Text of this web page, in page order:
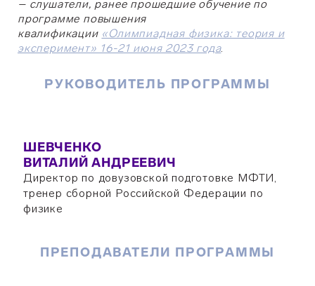
– слушатели, ранее прошедшие обучение по
программе повышения
квалификации «Олимпиадная физика: теория и
эксперимент» 16-21 июня 2023 года.
РУКОВОДИТЕЛЬ ПРОГРАММЫ
ШЕВЧЕНКО
ВИТАЛИЙ АНДРЕЕВИЧ
Директор по довузовской подготовке МФТИ,
тренер сборной Российской Федерации по
физике
ПРЕПОДАВАТЕЛИ ПРОГРАММЫ